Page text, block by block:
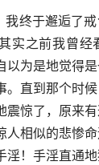
我终于邂逅了
实之前我曾经
以为是地觉得
。直到那个时
震惊了，原来
人相似的悲惨
淫！手淫直通